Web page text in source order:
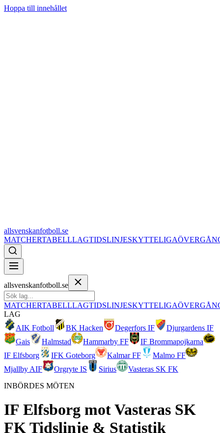
Hoppa till innehållet
allsvenskanfotboll.se
MATCHERTABELLLAGTIDSLINJESKYTTELIGA
allsvenskanfotboll.se
MATCHERTABELLLAGTIDSLINJESKYTTELIGA
LAG
AIK Fotboll
BK Hacken Degerfors IF
Djurgardens IF
Gais
Halmstad Hammarby FF
IF Brommapojkarna
IF Elfsborg
IFK Goteborg Kalmar FF
Malmo FF
Mjallby AIF
Orgryte IS Sirius
Vasteras SK FK
INBÖRDES MÖTEN
IF Elfsborg motVasteras SK
FKTidslinje & Statistik